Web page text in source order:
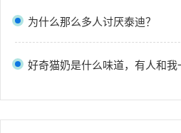
为什么那么多人讨厌泰迪？